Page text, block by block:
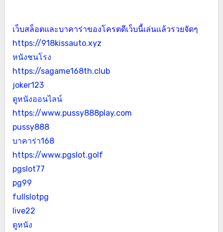
เว็บสล็อตและบาคาร่าของโครตดีเว็บนี้เล่นแล้วรวยจัดๆ
https://918kissauto.xyz
หนังชนโรง
https://sagame168th.club
joker123
ดูหนังออนไลน์
https://www.pussy888play.com
pussy888
บาคาร่า168
https://www.pgslot.golf
pgslot77
pg99
fullslotpg
live22
ดูหนัง